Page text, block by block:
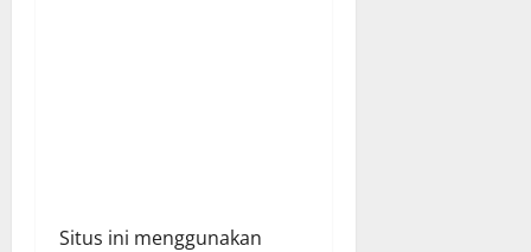
Situs ini menggunakan